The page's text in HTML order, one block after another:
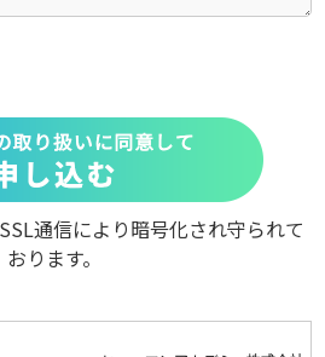
通信により暗号化され守られて
おります。